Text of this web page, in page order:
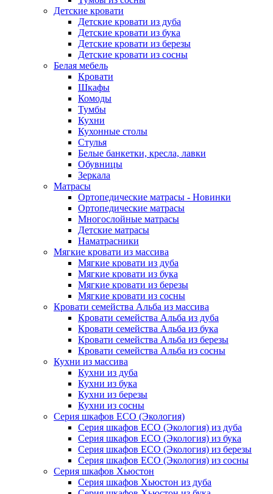
Детские кровати
Детские кровати из дуба
Детские кровати из бука
Детские кровати из березы
Детские кровати из сосны
Белая мебель
Кровати
Шкафы
Комоды
Тумбы
Кухни
Кухонные столы
Стулья
Белые банкетки, кресла, лавки
Обувницы
Зеркала
Матрасы
Ортопедические матрасы - Новинки
Ортопедические матрасы
Многослойные матрасы
Детские матрасы
Наматрасники
Мягкие кровати из массива
Мягкие кровати из дуба
Мягкие кровати из бука
Мягкие кровати из березы
Мягкие кровати из сосны
Кровати семейства Альба из массива
Кровати семейства Альба из дуба
Кровати семейства Альба из бука
Кровати семейства Альба из березы
Кровати семейства Альба из сосны
Кухни из массива
Кухни из дуба
Кухни из бука
Кухни из березы
Кухни из сосны
Серия шкафов ECO (Экология)
Серия шкафов ECO (Экология) из дуба
Серия шкафов ECO (Экология) из бука
Серия шкафов ECO (Экология) из березы
Серия шкафов ECO (Экология) из сосны
Серия шкафов Хьюстон
Серия шкафов Хьюстон из дуба